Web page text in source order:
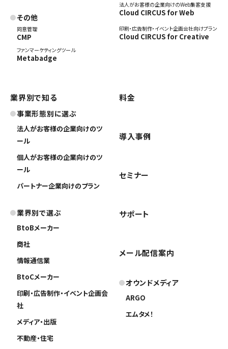
その他
同意管理
CMP
ファンマーケティングツール
Metabadge
法人がお客様の企業向けのWeb集客支援
Cloud CIRCUS for Web
印刷・広告制作・イベント企画会社向けプラン
Cloud CIRCUS for Creative
業界別で知る
事業形態別に選ぶ
法人がお客様の企業向けのツ
ール
個人がお客様の企業向けのツ
ール
パートナー企業向けのプラン
業界別で選ぶ
BtoBメーカー
商社
情報通信業
BtoCメーカー
印刷・広告制作・イベント企画会
社
メディア・出版
不動産・住宅
料金
導入事例
セミナー
サポート
メール配信案内
オウンドメディア
ARGO
エムタメ！